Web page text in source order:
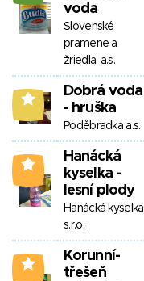
voda
Slovenské
pramene a
žriedla, a.s.
8
Dobrá voda
- hruška
Poděbradka a.s.
0
Hanácká
kyselka -
lesní plody
Hanácká kyselka
s.r.o.
1
Korunní-
třešeň